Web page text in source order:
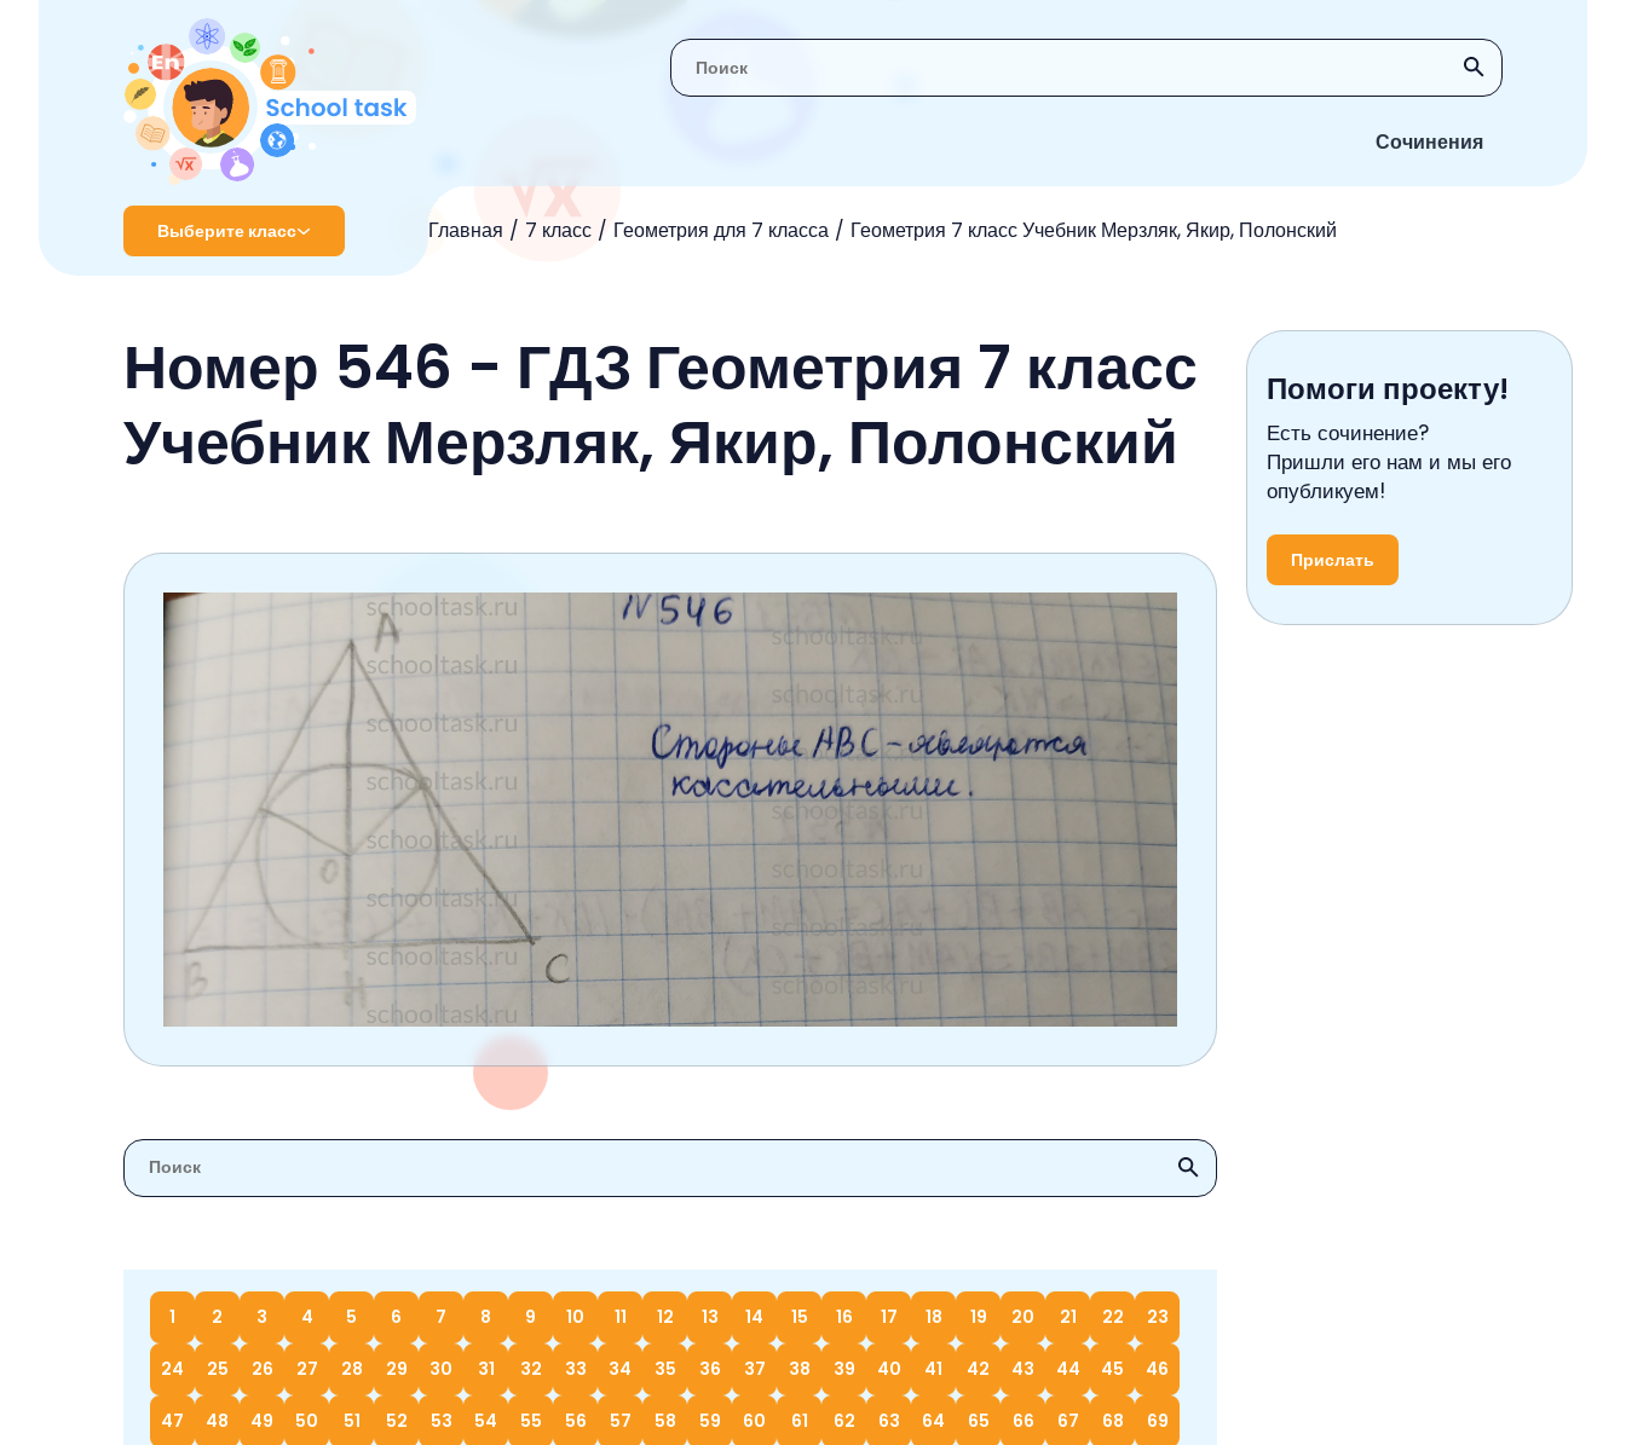
Сочинения
Выберите класс Главная 7 класс Геометрия для 7 класса Геометрия 7 класс Учебник Мерзляк, Якир, Полонский
2 класс
4 класс
6 класс
7 класс
Номер 546 - ГДЗ Геометрия 7 класс
Учебник Мерзляк, Якир, Полонский
1 2 3 4 5 6 7 8 9 10 11 12 13 14 15 16 17 18 19 20 21 22 23
24 25 26 27 28 29 30 31 32 33 34 35 36 37 38 39 40 41 42 43 44 45 46
47 48 49 50 51 52 53 54 55 56 57 58 59 60 61 62 63 64 65 66 67 68 69
Помоги проекту!
Есть сочинение?
Пришли его нам и мы его
опубликуем!
Прислать